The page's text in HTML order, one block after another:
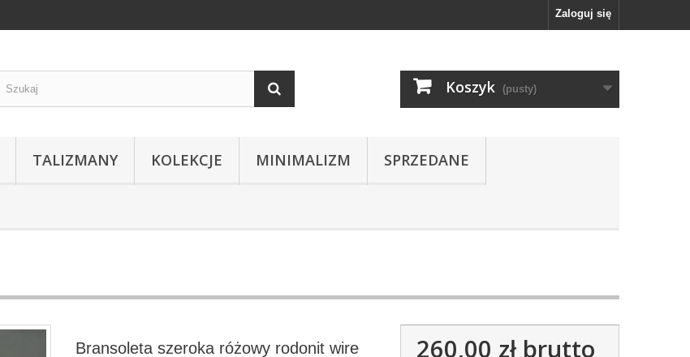
Zaloguj się
Koszyk (pusty)
TALIZMANY KOLEKCJE MINIMALIZM SPRZEDANE
Bransoleta szeroka różowy rodonit wire
260,00 złbrutto